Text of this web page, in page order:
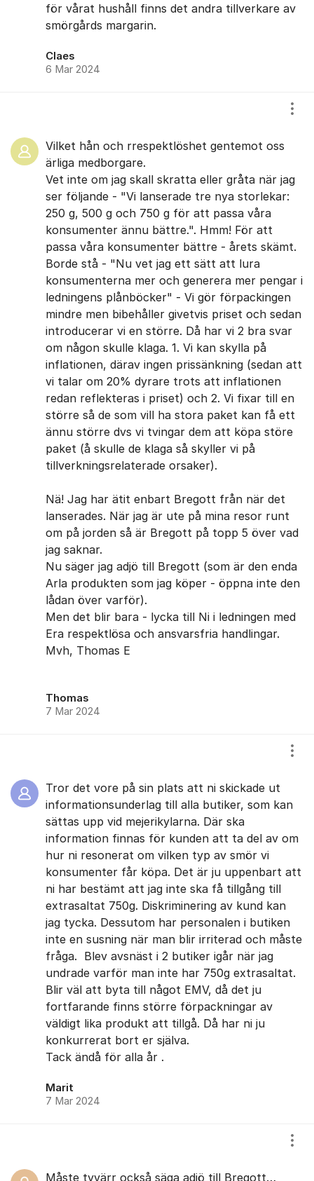
för vårat hushåll finns det andra tillverkare av
smörgårds margarin.
Claes
6 Mar 2024
Vilket hån och rrespektlöshet gentemot oss
ärliga medborgare.
Vet inte om jag skall skratta eller gråta när jag
ser följande - "Vi lanserade tre nya storlekar:
250 g, 500 g och 750 g för att passa våra
konsumenter ännu bättre.". Hmm! För att
passa våra konsumenter bättre - årets skämt.
Borde stå - "Nu vet jag ett sätt att lura
konsumenterna mer och generera mer pengar i
ledningens plånböcker" - Vi gör förpackingen
mindre men bibehåller givetvis priset och sedan
introducerar vi en större. Då har vi 2 bra svar
om någon skulle klaga. 1. Vi kan skylla på
inflationen, därav ingen prissänkning (sedan att
vi talar om 20% dyrare trots att inflationen
redan reflekteras i priset) och 2. Vi fixar till en
större så de som vill ha stora paket kan få ett
ännu större dvs vi tvingar dem att köpa störe
paket (å skulle de klaga så skyller vi på
tillverkningsrelaterade orsaker).
Nä! Jag har ätit enbart Bregott från när det
lanserades. När jag är ute på mina resor runt
om på jorden så är Bregott på topp 5 över vad
jag saknar.
Nu säger jag adjö till Bregott (som är den enda
Arla produkten som jag köper - öppna inte den
lådan över varför).
Men det blir bara - lycka till Ni i ledningen med
Era respektlösa och ansvarsfria handlingar.
Mvh, Thomas E
Thomas
7 Mar 2024
Tror det vore på sin plats att ni skickade ut
informationsunderlag till alla butiker, som kan
sättas upp vid mejerikylarna. Där ska
information finnas för kunden att ta del av om
hur ni resonerat om vilken typ av smör vi
konsumenter får köpa. Det är ju uppenbart att
ni har bestämt att jag inte ska få tillgång till
extrasaltat 750g. Diskriminering av kund kan
jag tycka. Dessutom har personalen i butiken
inte en susning när man blir irriterad och måste
fråga. Blev avsnäst i 2 butiker igår när jag
undrade varför man inte har 750g extrasaltat.
Blir väl att byta till något EMV, då det ju
fortfarande finns större förpackningar av
väldigt lika produkt att tillgå. Då har ni ju
konkurrerat bort er själva.
Tack ändå för alla år .
Marit
7 Mar 2024
Måste tyvärr också säga adjö till Bregott…